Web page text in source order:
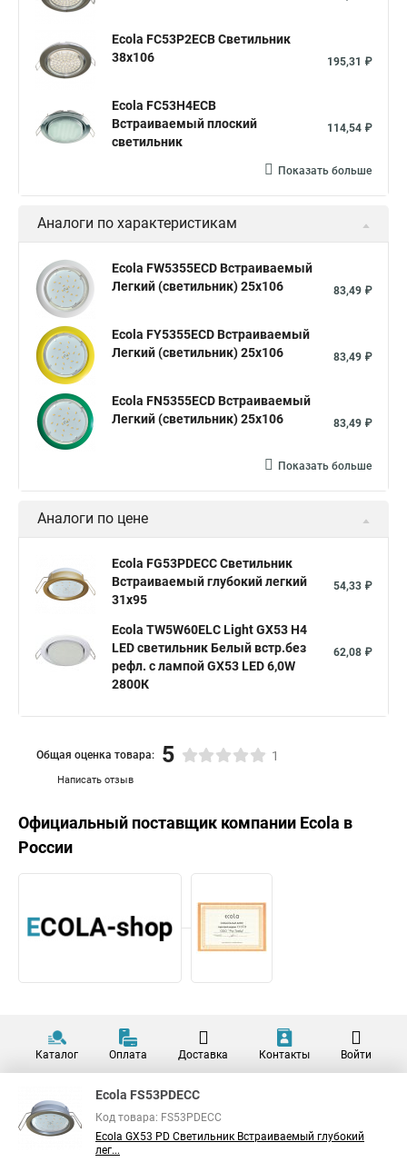
Ecola FC53P2ECB Светильник
38x106
195,31 ₽
Ecola FC53H4ECB
Встраиваемый плоский
светильник
114,54 ₽
Показать больше
Аналоги по характеристикам
Ecola FW5355ECD Встраиваемый
Легкий (светильник) 25x106
83,49 ₽
Ecola FY5355ECD Встраиваемый
Легкий (светильник) 25x106
83,49 ₽
Ecola FN5355ECD Встраиваемый
Легкий (светильник) 25x106
83,49 ₽
Показать больше
Аналоги по цене
Ecola FG53PDECC Светильник
Встраиваемый глубокий легкий
31x95
54,33 ₽
Ecola TW5W60ELC Light GX53 H4
LED светильник Белый встр.без
рефл. с лампой GX53 LED 6,0W
2800К
62,08 ₽
Написать отзыв
Общая оценка товара: 5 1
Официальный поставщик компании Ecola в
России
Каталог Оплата Доставка Контакты Войти
Ecola FS53PDECC
Код товара: FS53PDECC
Ecola GX53 PD Светильник Встраиваемый глубокий
лег...